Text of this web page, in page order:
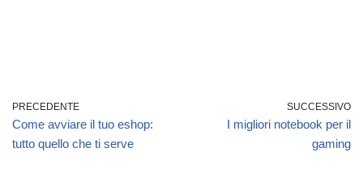
PRECEDENTE
Come avviare il tuo eshop:
tutto quello che ti serve
SUCCESSIVO
I migliori notebook per il
gaming